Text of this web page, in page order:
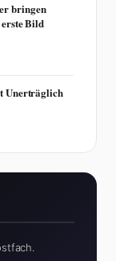
bringen
Bild
Unerträglich